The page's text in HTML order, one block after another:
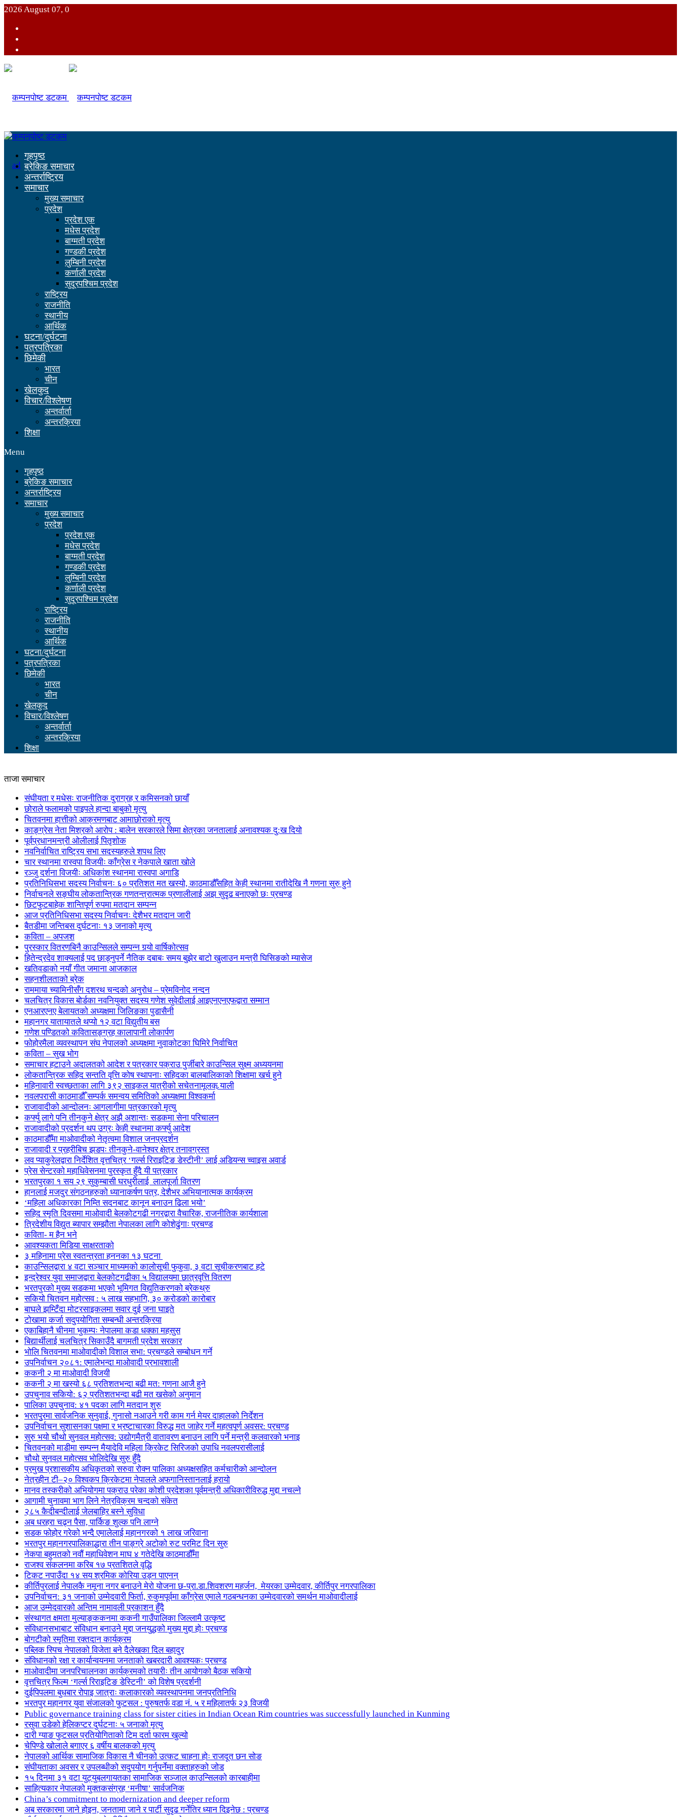
2026 August 07, 0
गृहपृष्ठ
ब्रेकिङ समाचार
अन्तर्राष्ट्रिय
समाचार
मुख्य समाचार
प्रदेश
प्रदेश एक
मधेस प्रदेश
बाग्मती प्रदेश
गण्डकी प्रदेश
लुम्बिनी प्रदेश
कर्णाली प्रदेश
सुदूरपश्चिम प्रदेश
राष्ट्रिय
राजनीति
स्थानीय
आर्थिक
घटना/दुर्घटना
पत्रपत्रिका
छिमेकी
भारत
चीन
खेलकुद
विचार/विश्लेषण
अन्तर्वार्ता
अन्तरक्रिया
शिक्षा
Menu
गृहपृष्ठ
ब्रेकिङ समाचार
अन्तर्राष्ट्रिय
समाचार
मुख्य समाचार
प्रदेश
प्रदेश एक
मधेस प्रदेश
बाग्मती प्रदेश
गण्डकी प्रदेश
लुम्बिनी प्रदेश
कर्णाली प्रदेश
सुदूरपश्चिम प्रदेश
राष्ट्रिय
राजनीति
स्थानीय
आर्थिक
घटना/दुर्घटना
पत्रपत्रिका
छिमेकी
भारत
चीन
खेलकुद
विचार/विश्लेषण
अन्तर्वार्ता
अन्तरक्रिया
शिक्षा
ताजा समाचार
संघीयता र मधेसः राजनीतिक दुराग्रह र कमिसनको छायाँ
छोराले फलामको पाइपले हान्दा बाबुको मृत्यु
चितवनमा हात्तीको आक्रमणबाट आमाछोराको मृत्यु
काङ्ग्रेस नेता मिश्रको आरोप : बालेन सरकारले सिमा क्षेत्रका जनतालाई अनावश्यक दु:ख दियो
पूर्वप्रधानमन्त्री ओलीलाई पितृशोक
नवनिर्वाचित राष्ट्रिय सभा सदस्यहरुले शपथ लिए
चार स्थानमा रास्वपा विजयीः काँग्रेस र नेकपाले खाता खोले
रञ्जु दर्शना विजयीः अधिकांश स्थानमा रास्वपा अगाडि
प्रतिनिधिसभा सदस्य निर्वाचनः ६० प्रतिशत मत खस्यो, काठमाडौँसहित केही स्थानमा रातीदेखि नै गणना सुरु हुने
निर्वाचनले सङ्घीय लोकतान्त्रिक गणतन्त्रात्मक प्रणालीलाई अझ सुदृढ बनाएको छः प्रचण्ड
छिटफुटबाहेक शान्तिपूर्ण रुपमा मतदान सम्पन्न
आज प्रतिनिधिसभा सदस्य निर्वाचनः देशैभर मतदान जारी
बैतडीमा जन्तिबस दुर्घटनाः १३ जनाको मृत्यु
कविता – अपजश
पुरस्कार वितरणबिनै काउन्सिलले सम्पन्न गर्‍यो वार्षिकोत्सव
हितेन्द्रदेव शाक्यलाई पद छाड्नुपर्ने नैतिक दबाबः समय बुझेर बाटो खुलाउन मन्त्री घिसिङको म्यासेज
खतिवडाको नयाँ गीत जमाना आजकाल
सहनशीलताको ब्रेक
राममाया च्यामिनीसँग दशरथ चन्दको अनुरोध – प्रेमविनोद नन्दन
चलचित्र विकास बोर्डका नवनियुक्त सदस्य गणेश सुवेदीलाई आइएनएनएफद्वारा सम्मान
एनआरएनए बेलायतको अध्यक्षमा जिलिङका पुडासैनी
महानगर यातायातले थप्यो १२ वटा विद्युतीय बस
गणेश पण्डितको कवितासङ्ग्रह कालापानी लोकार्पण
फोहोरमैला व्यवस्थापन संघ नेपालको अध्यक्षमा नुवाकोटका घिमिरे निर्वाचित
कविता – सुख भोग
समाचार हटाउने अदालतको आदेश र पत्रकार पक्राउ पुर्जीबारे काउन्सिल सुक्ष्म अध्ययनमा
लोकतान्त्रिक सहिद सन्तति वृत्ति कोष स्थापनाः सहिदका बालबालिकाको शिक्षामा खर्च हुने
महिनावारी स्वच्छताका लागि ३९२ साइकल यात्रीको सचेतनामूलक र्‍याली
नवलपरासी काठमाडौँ सम्पर्क समन्वय समितिको अध्यक्षमा विश्वकर्मा
राजावादीको आन्दोलनः आगलागीमा पत्रकारको मृत्यु
कर्फ्यु लागे पनि तीनकुने क्षेत्र अझै अशान्तः सडकमा सेना परिचालन
राजावादीको प्रदर्शन थप उग्रः केही स्थानमा कर्फ्यु आदेश
काठमाडौँमा माओवादीको नेतृत्वमा विशाल जनप्रदर्शन
राजावादी र प्रहरीबिच झडपः तीनकुने-वानेश्वर क्षेत्र तनावग्रस्त
लव प्याकुरेलद्वारा निर्देशित वृत्तचित्र ‘गर्ल्स रिराइटिङ डेस्टीनी’ लाई अडियन्स च्वाइस अवार्ड
प्रेस सेन्टरको महाधिवेसनमा पुरस्कृत हुँदै यी पत्रकार
भरतपुरका १ सय २९ सुकुम्बासी घरधुरीलाई लालपूर्जा वितरण
हानलाई मजदुर संगठनहरुको ध्यानाकर्षण पत्र, देशैभर अभियानात्मक कार्यक्रम
‘महिला अधिकारका निम्ति सदनबाट कानून बनाउन ढिला भयो’
सहिद स्मृति दिवसमा माओवादी बेलकोटगढी नगरद्वारा वैचारिक, राजनीतिक कार्यशाला
त्रिदेशीय विद्युत ब्यापार सम्झौता नेपालका लागि कोशेढुंगाः प्रचण्ड
कविता- म हैन भने
आवश्यकता मिडिया साक्षरताको
३ महिनामा प्रेस स्वतन्त्रता हननका १३ घटना
काउन्सिलद्वारा ४ वटा सञ्चार माध्यमको कालोसूची फुकुवा, ३ वटा सूचीकरणबाट हटे
इन्द्रेश्वर युवा समाजद्वारा बेलकोटगढीका ५ विद्यालयमा छात्रवृत्ति वितरण
भरतपुरको मुख्य सडकमा भएको भूमिगत विद्युतिकरणको ब्रेकथ्रु
सकियो चितवन महोत्सव : ५ लाख सहभागि, ३० करोडको कारोबार
बाघले झम्टिँदा मोटरसाइकलमा सवार दुई जना घाइते
टोखामा कर्जा सदुपयोगिता सम्बन्धी अन्तरक्रिया
एकाबिहानै चीनमा भुकम्पः नेपालमा कडा धक्का महसुस
बिद्यार्थीलाई चलचित्र सिकाउँदै बागमती प्रदेश सरकार
भोलि चितवनमा माओवादीको विशाल सभा: प्रचण्डले सम्बोधन गर्ने
उपनिर्वाचन २०८१: एमालेभन्दा माओवादी प्रभावशाली
ककनी २ मा माओवादी विजयी
ककनी २ मा खस्यो ६८ प्रतिशतभन्दा बढी मत: गणना आजै हुने
उपचुनाव सकियो: ६२ प्रतिशतभन्दा बढी मत खसेको अनुमान
पालिका उपचुनाव: ४१ पदका लागि मतदान शुरु
भरतपुुरमा सार्वजनिक सुनुवाई, गुनासो नआउने गरी काम गर्न मेयर दाहालको निर्देशन
उपनिर्वाचन सुशासनका पक्षमा र भ्रष्टाचारका विरुद्ध मत जाहेर गर्ने महत्वपूर्ण अवसर: प्रचण्ड
सुरु भयो चौथो सुनवल महोत्सव: उद्योगमैत्री वातावरण बनाउन लागि पर्ने मन्त्री कलवारको भनाइ
चितवनको माडीमा सम्पन्न मैयादेवि महिला क्रिकेट सिरिजको उपाधि नवलपरासीलाई
चौथो सुनवल महोत्सव भोलिदेखि सुरु हुँदै
प्रमुख प्रशासकीय अधिकृतको सरुवा रोक्न पालिका अध्यक्षसहित कर्मचारीको आन्दोलन
नेत्रहीन टी–२० विश्वकप क्रिकेटमा नेपालले अफगानिस्तानलाई हरायो
मानव तस्करीको अभियोगमा पक्राउ परेका कोशी प्रदेशका पूर्वमन्त्री अधिकारीविरुद्ध मुद्दा नचल्ने
आगामी चुनावमा भाग लिने नेत्रविक्रम चन्दको संकेत
२८५ कैदीबन्दीलाई जेलबाहिर बस्ने सुविधा
अब धरहरा चढ्न पैसा, पार्किङ शुल्क पनि लाग्ने
सडक फोहोर गरेको भन्दै एमालेलाई महानगरको १ लाख जरिवाना
भरतपुर महानगरपालिकाद्धारा तीन पाङ्ग्रे अटोको रुट परमिट दिन सुरु
नेकपा बहुमतको नवौं महाधिवेशन माघ ४ गतेदेखि काठमाडौँमा
राजश्व संकलनमा करिब १७ प्रतशितले वृद्धि
टिकट नपाउँदा १४ सय श्रमिक कोरिया उड्न पाएनन्
कीर्तिपुरलाई नेपालकै नमूना नगर बनाउने मेरो योजना छ-प्रा.डा.शिवशरण महर्जन, मेयरका उम्मेदवार, कीर्तिपुर नगरपालिका
उपनिर्वाचन: ३१ जनाको उम्मेदवारी फिर्ता, रुकुमपूर्वमा काँग्रेस एमाले गठबन्धनका उम्मेदवारको समर्थन माओवादीलाई
आज उम्मेदवारको अन्तिम नामावली प्रकाशन हुँदै
संस्थागत क्षमता मुल्याङ्ककनमा ककनी गाउँपालिका जिल्लामै उत्कृष्ट
संविधानसभाबाट संविधान बनाउने मुद्दा जनयुद्धको मुख्य मुद्दा होः प्रचण्ड
बोगटीको स्मृतिमा रक्तदान कार्यक्रम
पब्लिक स्पिच नेपालको विजेता बने दैलेखका दिल बहादुर
संविधानको रक्षा र कार्यान्वयनमा जनताको खबरदारी आवश्यकः प्रचण्ड
माओवादीमा जनपरिचालनका कार्यक्रमको तयारीः तीन आयोगको बैठक सकियो
वृत्तचित्र फिल्म ‘गर्ल्स रिराइटिङ डेस्टिनी’ को विशेष प्रदर्शनी
दुईपिपलमा बुधबार रोपाइ जात्राः कलाकारको व्यवस्थापनमा जनप्रतिनिधि
भरतपुर महानगर युवा संजालको फुटसल : पुरुषतर्फ वडा नं. ५ र महिलातर्फ २३ विजयी
Public governance training class for sister cities in Indian Ocean Rim countries was successfully launched in Kunming
रसुवा उडेको हेलिकप्टर दुर्घटनाः ५ जनाको मृत्यु
दारी ग्याङ फुटसल प्रतियोगिताको टिम दर्ता फारम खुल्यो
चेपिण्डे खोलाले बगाएर ६ वर्षीय बालकको मृत्यु
नेपालको आर्थिक सामाजिक विकास नै चीनको उत्कट चाहना होः राजदूत छन सोङ
संघीयताका अवसर र उपलब्धीको सदुपयोग गर्नुपर्नेमा वक्ताहरुको जोड
१५ दिनमा ३१ वटा युट्युबलगायतका सामाजिक सञ्जाल काउन्सिलको कारबाहीमा
साहित्यकार नेपालको मुक्तकसंग्रह ‘मनीषा’ सार्वजनिक
China’s commitment to modernization and deeper reform
अब सरकारमा जाने होइन, जनतामा जाने र पार्टी सुदृढ गर्नेतिर ध्यान दिइनेछ : प्रचण्ड